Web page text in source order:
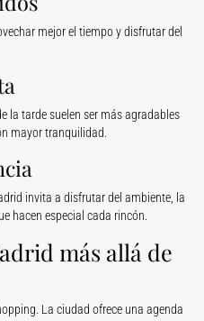
mejor el tiempo y disfrutar del
la tarde suelen ser más agradables
mayor tranquilidad.
invita a disfrutar del ambiente, la
hacen especial cada rincón.
más allá de
La ciudad ofrece una agenda